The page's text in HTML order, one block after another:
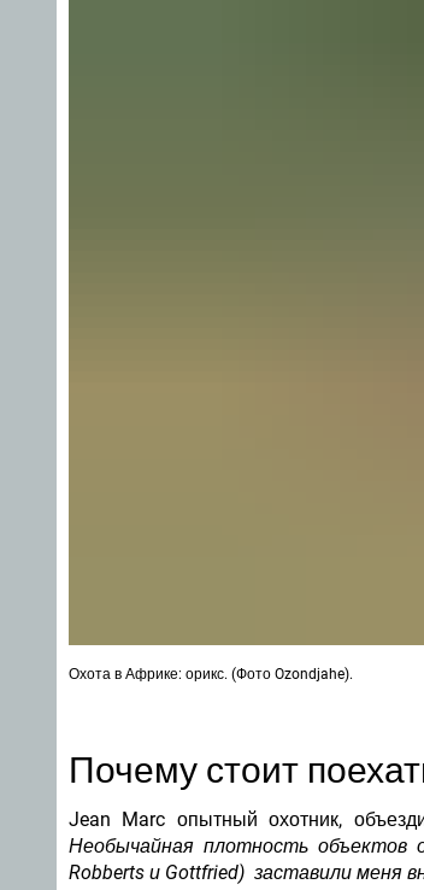
Охота в Африке: орикс. (Фото Ozondjahe).
Почему стоит
Jean Marc опытный охотник,
Необычайная плотность объектов
Robberts и Gottfried) заставили меня